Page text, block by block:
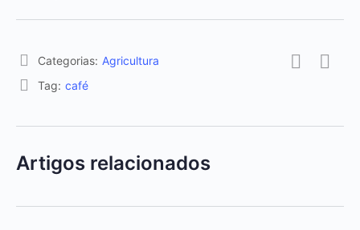
Categorias: Agricultura
Tag: café
Artigos relacionados